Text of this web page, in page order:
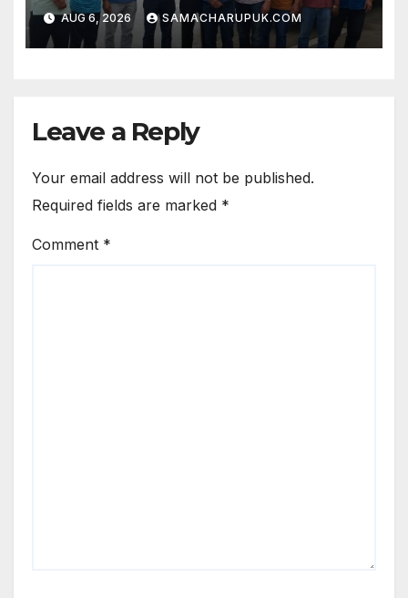
में शिक्षकों की विभिन्न मांगो पर होगी चर्चा
AUG 6, 2026 SAMACHARUPUK.COM
Leave a Reply
Your email address will not be published.
Required fields are marked *
Comment *